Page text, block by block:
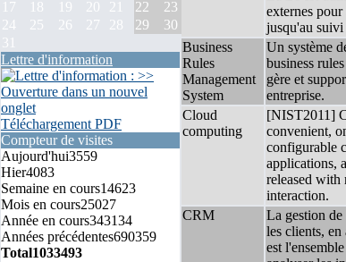
17
18 19 20 21 22
23
24
25 26 27 28 29
30
31
Lettre d'information
Téléchargement PDF
Compteur de visites
Aujourd'hui3559
Hier4083
Semaine en cours14623
Mois en cours25027
Année en cours343134
Années précédentes690359
Total1033493
externes
jusqu'au suivi
Business
Rules
Management
System
Un système
business
gère et
entreprise.
Cloud
computing
[NIST2011]
convenient,
configurable
applications,
released with
interaction.
CRM
La gestion
les clients,
est